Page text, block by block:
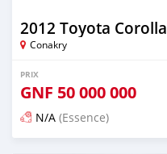
2012 Toyota Corolla
Conakry
PRIX
GNF 50 000 000
N/A (Essence)